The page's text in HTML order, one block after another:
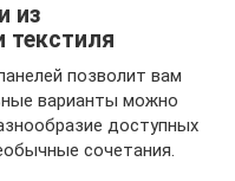
из
текстиля
позволит вам
варианты можно
доступных
сочетания.